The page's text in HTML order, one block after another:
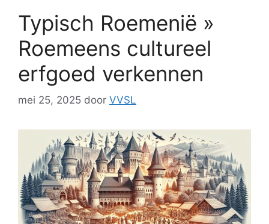
Typisch Roemenië »
Roemeens cultureel
erfgoed verkennen
mei 25, 2025 door VVSL